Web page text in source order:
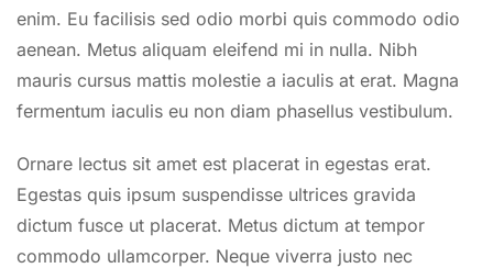
enim. Eu facilisis sed odio morbi quis commodo odio
aenean. Metus aliquam eleifend mi in nulla. Nibh
mauris cursus mattis molestie a iaculis at erat. Magna
fermentum iaculis eu non diam phasellus vestibulum.
Ornare lectus sit amet est placerat in egestas erat.
Egestas quis ipsum suspendisse ultrices gravida
dictum fusce ut placerat. Metus dictum at tempor
commodo ullamcorper. Neque viverra justo nec